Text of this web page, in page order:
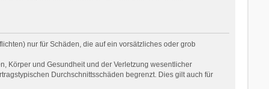
nur für Schäden, die auf ein vorsätzliches oder grob
Körper und Gesundheit und der Verletzung wesentlicher
Durchschnittsschäden begrenzt. Dies gilt auch für